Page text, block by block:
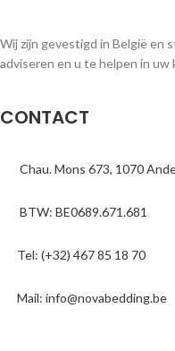
Wij zijn gevestigd in België en
adviseren en u te helpen in uw
CONTACT
Chau. Mons 673, 1070
BTW: BE0689.671.681
Tel: (+32) 467 85 18 70
Mail: info@novabedding.be